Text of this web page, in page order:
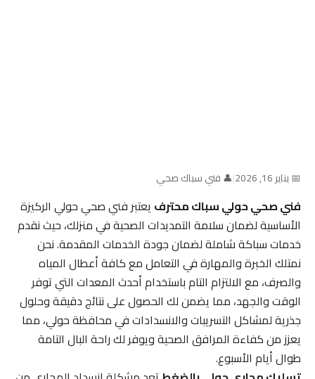
📅 يناير 16, 2026 |👤 فني سباك صحي
فني صحي حولي سباك محترفيعتبر فني صحي حولي الركيزة
الأساسية لضمان سلامة التمديدات الصحية في منزلك، حيث نقدم
خدمات سباكة شاملة لضمان جودة الخدمات المقدمة. نحن
نمتلك الخبرة والمهارة في التعامل مع كافة أعطال المياه
والصرف، مع الالتزام التام باستخدام أحدث المعدات التي توفر
الوقت والجهد، مما يضمن لك الحصول على نتائج دقيقة وحلول
جذرية لمشاكل التسريبات والانسدادات في محافظة حولي، مما
يعزز من كفاءة المرافق الصحية ويوفر لك راحة البال التامة
طوال أيام الأسبوع.